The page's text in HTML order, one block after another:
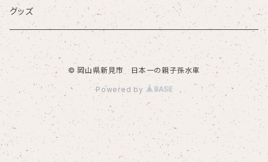
米粉
水車挽き米粉
米粉加工品
団子
お米
水車米
グッズ
© 岡山県新見市 日本一の親子孫水車
Powered by